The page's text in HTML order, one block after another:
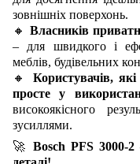
зовнішніх поверхонь.
🔸 Власників
– для швидкого і
меблів, будівельних
🔸
Користувачів,
просте у
високоякісного
зусиллями.
🚀 Bosch PFS 3000-2